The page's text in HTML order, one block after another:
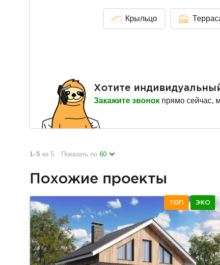
Крыльцо
Хотите
Закажите звонок прямо сейчас,
1–5 из 5 Показать по 60
Похожие проекты
ТОП ЭКО